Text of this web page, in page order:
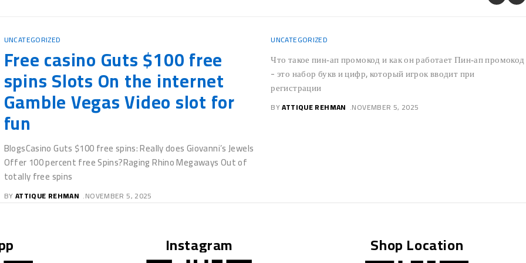
UNCATEGORIZED
Что такое пин‑ап промокод и как он работает Пин‑ап промокод
- это набор букв и цифр, который игрок вводит при
регистрации
BY ATTIQUE REHMAN NOVEMBER 5, 2025
UNCATEGORIZED
No Wagering Local casino
casino emu casino Incentives
For us Professionals Within
Instagram Shop Location